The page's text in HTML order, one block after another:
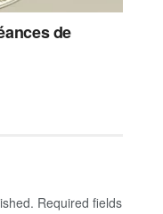
de
Required fields